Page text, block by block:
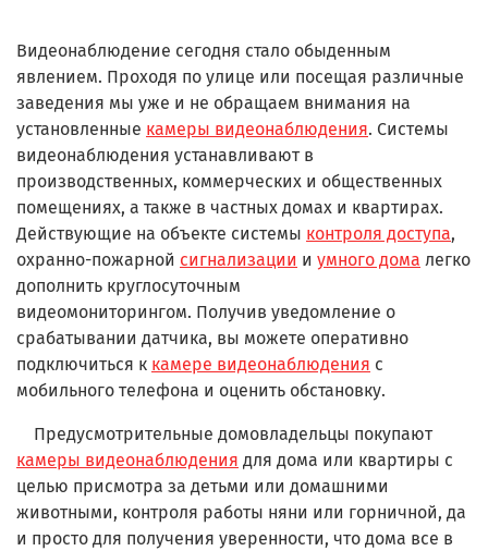
Видеонаблюдение сегодня стало обыденным
явлением. Проходя по улице или посещая различные
заведения мы уже и не обращаем внимания на
установленные камеры видеонаблюдения. Системы
видеонаблюдения устанавливают в
производственных, коммерческих и общественных
помещениях, а также в частных домах и квартирах.
Действующие на объекте системы контроля доступа,
охранно-пожарной сигнализации и умного дома легко
дополнить круглосуточным
видеомониторингом. Получив уведомление о
срабатывании датчика, вы можете оперативно
подключиться к камере видеонаблюдения с
мобильного телефона и оценить обстановку.
Предусмотрительные домовладельцы покупают
камеры видеонаблюдения для дома или квартиры с
целью присмотра за детьми или домашними
животными, контроля работы няни или горничной, да
и просто для получения уверенности, что дома все в